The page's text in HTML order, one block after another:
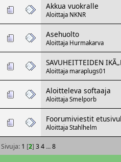
Akkua vuokralle
Aloittaja NKNR
Asehuolto
Aloittaja Hurmakarva
SAVUHEITTEIDEN
Aloittaja maraplugs01
Aloitteleva softaaja
Aloittaja Smelporb
Foorumiviestit
Aloittaja Stahlhelm
Sivuja: 1 [2]3 4 ...8